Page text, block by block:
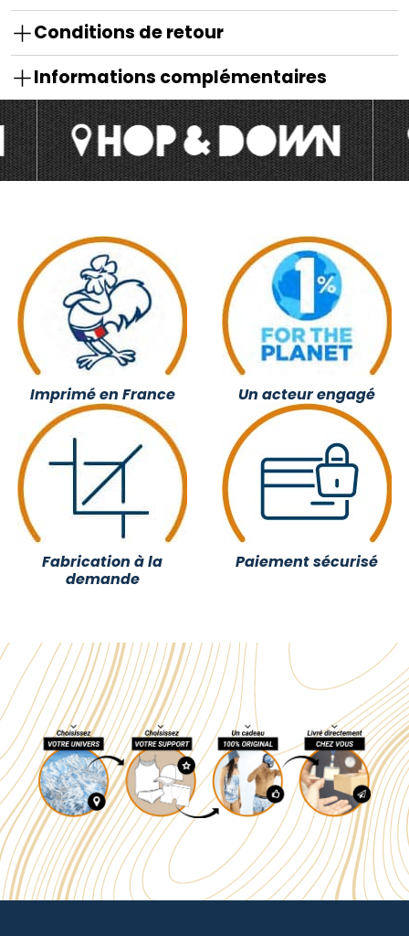
Conditions de retour
Informations complémentaires
Imprimé en France Un acteur engagé
Fabrication à la
demande
Paiement sécurisé